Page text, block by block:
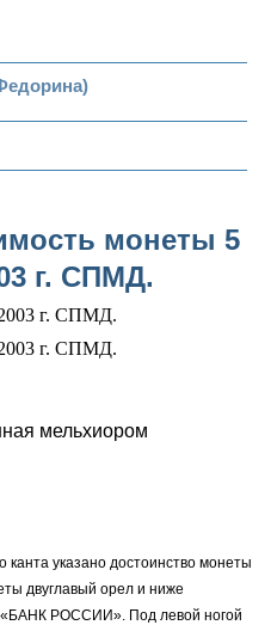
монеты 5
г. СПМД.
мельхиором
канта указано достоинство монеты
двуглавый орел и ниже
«БАНК РОССИИ». Под левой ногой